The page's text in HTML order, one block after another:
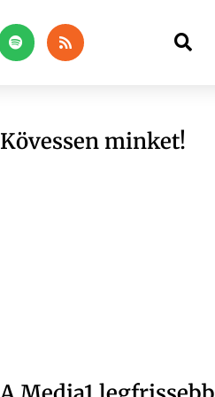
Kövessen minket!